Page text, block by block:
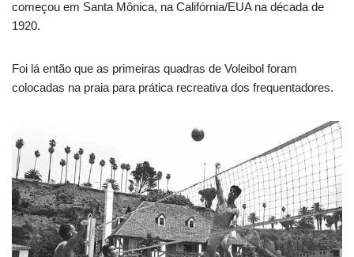
começou em Santa Mônica, na Califórnia/EUA na década de
1920.
Foi lá então que as primeiras quadras de Voleibol foram
colocadas na praia para prática recreativa dos frequentadores.